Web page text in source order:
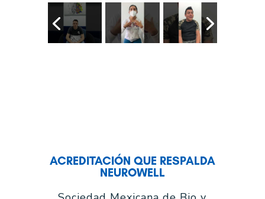
ACREDITACIÓN QUE RESPALDA
NEUROWELL